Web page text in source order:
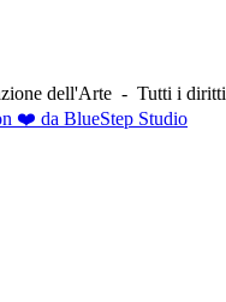
dell'Arte - Tutti i diritti
❤️ da BlueStep Studio